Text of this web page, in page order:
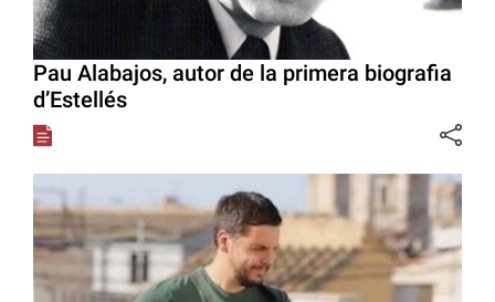
Pau Alabajos, autor de la primera biografia
d’Estellés